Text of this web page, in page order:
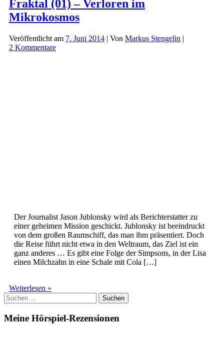
Sternenstaub
Fraktal (01) – Verloren im
Mikrokosmos
Veröffentlicht am 7. Juni 2014 | Von Markus Stengelin |
2 Kommentare
Der Journalist Jason Jublonsky wird als Berichterstatter zu
einer geheimen Mission geschickt. Jublonsky ist beeindruckt
von dem großen Raumschiff, das man ihm präsentiert. Doch
die Reise führt nicht etwa in den Weltraum, das Ziel ist ein
ganz anderes … Es gibt eine Folge der Simpsons, in der Lisa
einen Milchzahn in eine Schale mit Cola […]
Weiterlesen »
–
Verloren
im
Suchen
nach:
Meine Hörspiel-Rezensionen